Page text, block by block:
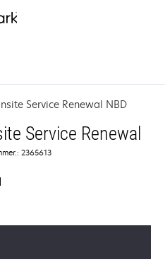
Service Renewal NBD
Service Renewal
2365613